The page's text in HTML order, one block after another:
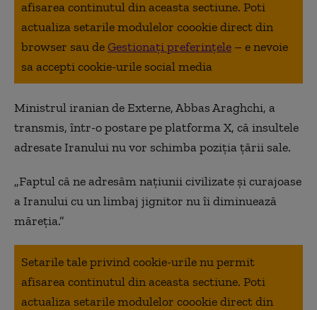
afisarea continutul din aceasta sectiune. Poti
actualiza setarile modulelor coookie direct din
browser sau deGestionați preferințele – e nevoie
sa accepti cookie-urile social media
Ministrul iranian de Externe, Abbas Araghchi, a
transmis, într-o postare pe platforma X, că insultele
adresate Iranului nu vor schimba poziția țării sale.
„Faptul că ne adresăm națiunii civilizate și curajoase
a Iranului cu un limbaj jignitor nu îi diminuează
măreția.”
Setarile tale privind cookie-urile nu permit
afisarea continutul din aceasta sectiune. Poti
actualiza setarile modulelor coookie direct din